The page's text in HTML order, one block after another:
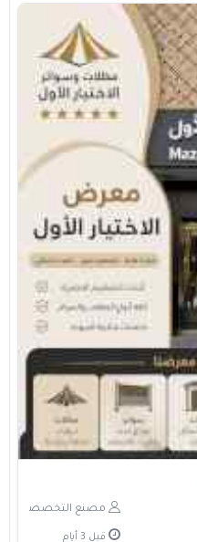
مصنع التخصصي
قبل 3 أيام